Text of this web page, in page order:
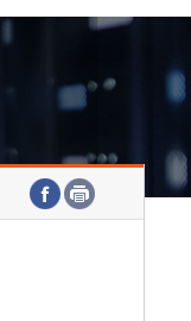
헌장
락처